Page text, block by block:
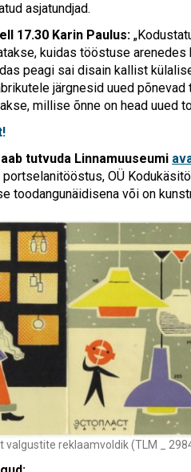
asjatundjad.
17.30 Karin Paulus:
kuidas tööstuse
peagi sai disain kallist
järgnesid uued
millise õnne on head uued
tutvuda Linnamuuseumi
OÜ
toodangunäidisena või on
valgustite reklaamvoldik (TLM _